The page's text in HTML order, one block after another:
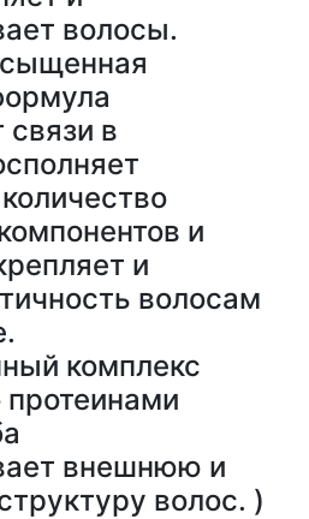
волосы.
связи в
и
и
волосам
комплекс
внешнюю и
волос. )